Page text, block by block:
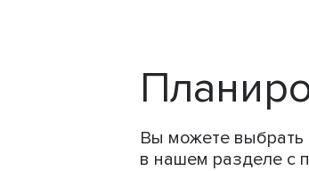
Вы можете выбрать
в нашем разделе с